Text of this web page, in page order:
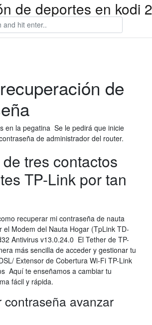
de deportes en kodi
de
en la pegatina Se le pedirá que inicie
de administrador del router.
tres contactos
TP-Link por tan
recuperar mi contraseña de nauta
el Modem del Nauta Hogar (TpLink TD-
Antivirus v13.0.24.0 El Tether de TP-
más sencilla de acceder y gestionar tu
Extensor de Cobertura Wi-Fi TP-Link
Aquí te enseñamos a cambiar tu
fácil y rápida.
contraseña avanzar